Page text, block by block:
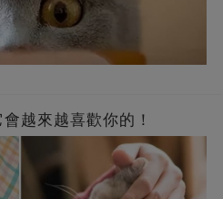
越來越喜歡你的！